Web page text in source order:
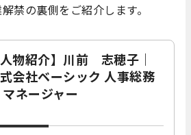
禁の裏側をご紹介します。
人物紹介】川前 志穂子｜
会社ベーシック 人事総務
ネージャー